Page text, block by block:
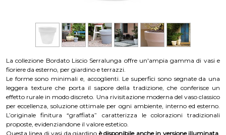
La collezione Bordato Liscio Serralunga offre un'ampia gamma di vasi e
fioriere da esterno, per giardino e terrazzi.
Le forme sono minimali e, accoglienti. Le superfici sono segnate da una
leggera texture che porta il sapore della tradizione, che conferisce un
effetto rurale in modo discreto. Una rivisitazione moderna del vaso classico
per eccellenza, soluzione ottimale per ogni ambiente, interno ed esterno.
L’originale finitura “graffiata” caratterizza le colorazioni tradizionali
proposte, evidenziandone il valore estetico.
Questa linea di vasi da giardino è disponibile anche in versione illuminata,